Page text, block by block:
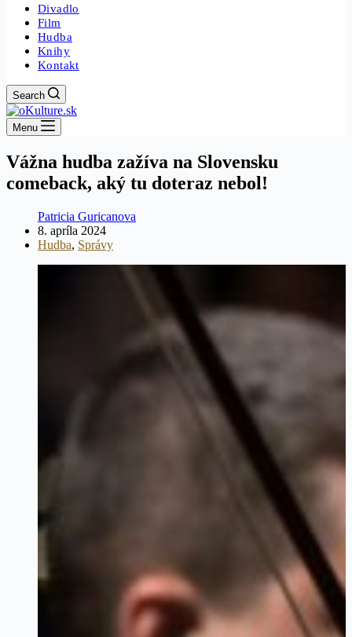
Divadlo
Film
Hudba
Knihy
Kontakt
Search
Menu
Vážna hudba zažíva na Slovensku
comeback, aký tu doteraz nebol!
Patricia Guricanova
8. apríla 2024
Hudba, Správy